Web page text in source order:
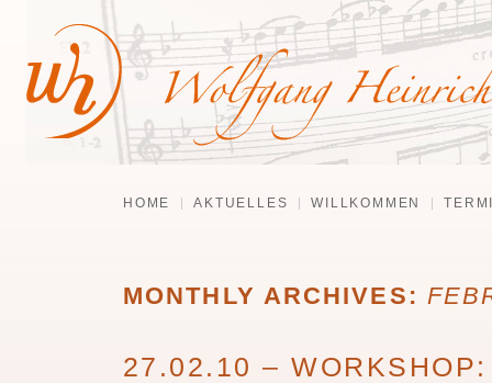
HOME AKTUELLES WILLKOMMEN
MONTHLY ARCHIVES:
27.02.10 –